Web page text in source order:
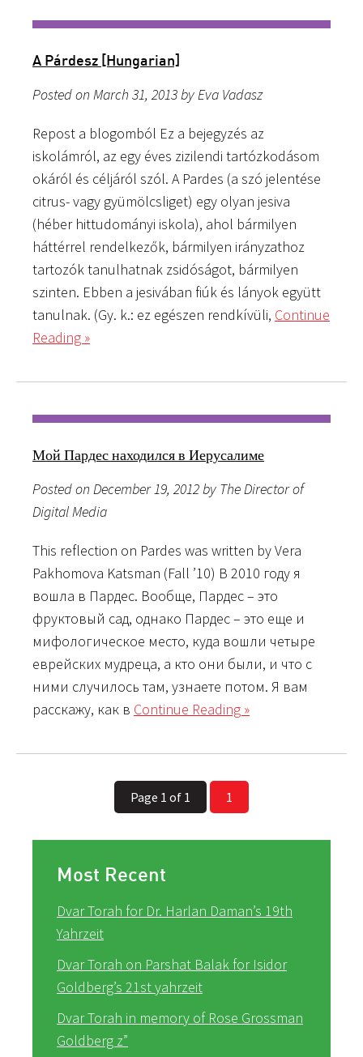
A Párdesz [Hungarian]
Posted on March 31, 2013 by Eva Vadasz
Repost a blogomból Ez a bejegyzés az
iskolámról, az egy éves zizilendi tartózkodásom
okáról és céljáról szól. A Pardes (a szó jelentése
citrus- vagy gyümölcsliget) egy olyan jesiva
(héber hittudományi iskola), ahol bármilyen
háttérrel rendelkezők, bármilyen irányzathoz
tartozók tanulhatnak zsidóságot, bármilyen
szinten. Ebben a jesivában fiúk és lányok együtt
tanulnak. (Gy. k.: ez egészen rendkívüli, Continue
Reading »
Мой Пардес находился в Иерусалиме
Posted on December 19, 2012 by The Director of
Digital Media
This reflection on Pardes was written by Vera
Pakhomova Katsman (Fall ’10) В 2010 году я
вошла в Пардес. Вообще, Пардес – это
фруктовый сад, однако Пардес – это еще и
мифологическое место, куда вошли четыре
еврейских мудреца, а кто они были, и что с
ними случилось там, узнаете потом. Я вам
расскажу, как в Continue Reading »
Page 1 of 1 1
Most Recent
Dvar Torah for Dr. Harlan Daman’s 19th
Yahrzeit
Dvar Torah on Parshat Balak for Isidor
Goldberg’s 21st yahrzeit
Dvar Torah in memory of Rose Grossman
Goldberg z”